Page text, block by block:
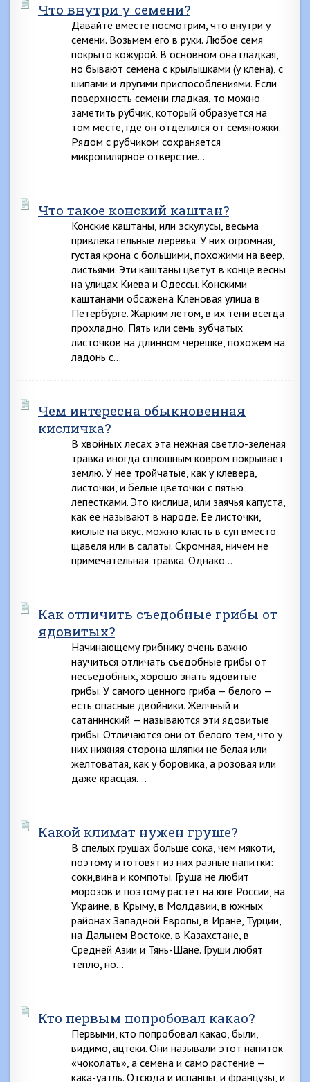
Что внутри у семени?
Давайте вместе посмотрим, что внутри у
семени. Возьмем его в руки. Любое семя
покрыто кожурой. В основном она гладкая,
но бывают семена с крылышками (у клена), с
шипами и другими приспособлениями. Если
поверхность семени гладкая, то можно
заметить рубчик, который образуется на
том месте, где он отделился от семяножки.
Рядом с рубчиком сохраняется
микропилярное отверстие…
Что такое конский каштан?
Конские каштаны, или эскулусы, весьма
привлекательные деревья. У них огромная,
густая крона с большими, похожими на веер,
листьями. Эти каштаны цветут в конце весны
на улицах Киева и Одессы. Конскими
каштанами обсажена Кленовая улица в
Петербурге. Жарким летом, в их тени всегда
прохладно. Пять или семь зубчатых
листочков на длинном черешке, похожем на
ладонь с…
Чем интересна обыкновенная
кисличка?
В хвойных лесах эта нежная светло-зеленая
травка иногда сплошным ковром покрывает
землю. У нее тройчатые, как у клевера,
листочки, и белые цветочки с пятью
лепестками. Это кислица, или заячья капуста,
как ее называют в народе. Ее листочки,
кислые на вкус, можно класть в суп вместо
щавеля или в салаты. Скромная, ничем не
примечательная травка. Однако…
Как отличить съедобные грибы от
ядовитых?
Начинающему грибнику очень важно
научиться отличать съедобные грибы от
несъедобных, хорошо знать ядовитые
грибы. У самого ценного гриба — белого —
есть опасные двойники. Желчный и
сатанинский — называются эти ядовитые
грибы. Отличаются они от белого тем, что у
них нижняя сторона шляпки не белая или
желтоватая, как у боровика, а розовая или
даже красцая….
Какой климат нужен груше?
В спелых грушах больше сока, чем мякоти,
поэтому и готовят из них разные напитки:
соки,вина и компоты. Груша не любит
морозов и поэтому растет на юге России, на
Украине, в Крыму, в Молдавии, в южных
районах Западной Европы, в Иране, Турции,
на Дальнем Востоке, в Казахстане, в
Средней Азии и Тянь-Шане. Груши любят
тепло, но…
Кто первым попробовал какао?
Первыми, кто попробовал какао, были,
видимо, ацтеки. Они называли этот напиток
«чоколать», а семена и само растение —
кака-уатль. Отсюда и испанцы, и французы, и